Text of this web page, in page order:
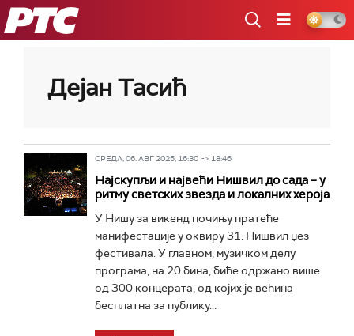
РТС
Дејан Тасић
СРЕДА, 06. АВГ 2025, 16:30 -> 18:46
Најскупљи и највећи Нишвил до сада – у
ритму светских звезда и локалних хероја
У Нишу за викенд почињу пратеће
манифестације у оквиру 31. Нишвил џез
фестивала. У главном, музичком делу
програма, на 20 бина, биће одржано више
од 300 концерата, од којих је већина
бесплатна за публику...